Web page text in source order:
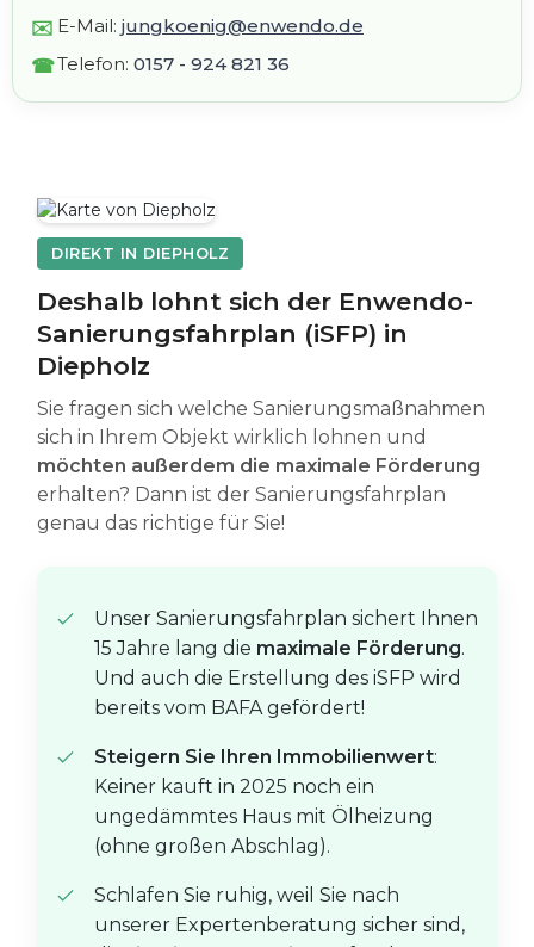
E-Mail: jungkoenig@enwendo.de
Telefon: 0157 - 924 821 36
DIREKT IN DIEPHOLZ
Deshalb lohnt sich der Enwendo-
Sanierungsfahrplan (iSFP) in
Diepholz
Sie fragen sich welche Sanierungsmaßnahmen
sich in Ihrem Objekt wirklich lohnen und
möchten außerdem die maximale Förderung
erhalten? Dann ist der Sanierungsfahrplan
genau das richtige für Sie!
Unser Sanierungsfahrplan sichert Ihnen
15 Jahre lang die maximale Förderung.
Und auch die Erstellung des iSFP wird
bereits vom BAFA gefördert!
Steigern Sie Ihren Immobilienwert:
Keiner kauft in 2025 noch ein
ungedämmtes Haus mit Ölheizung
(ohne großen Abschlag).
Schlafen Sie ruhig, weil Sie nach
unserer Expertenberatung sicher sind,